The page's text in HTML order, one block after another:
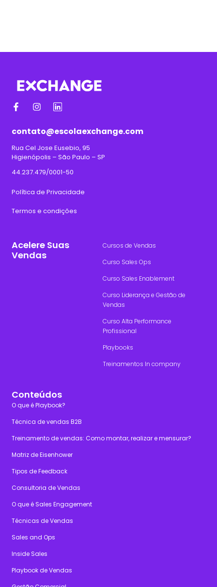
contato@escolaexchange.com
Rua Cel Jose Eusebio, 95
Higienópolis – São Paulo – SP
44.237.479/0001-50
Política de Privacidade
Termos e condições
Acelere Suas
Vendas
Cursos de Vendas
Curso Sales Ops
Curso Sales Enablement
Curso Liderança e Gestão de
Vendas
Curso Alta Performance
Profissional
Playbooks
Treinamentos In company
Conteúdos
O que é Playbook?
Técnica de vendas B2B
Treinamento de vendas: Como montar, realizar e mensurar?
Matriz de Eisenhower
Tipos de Feedback
Consultoria de Vendas
O que é Sales Engagement
Técnicas de Vendas
Sales and Ops
Inside Sales
Playbook de Vendas